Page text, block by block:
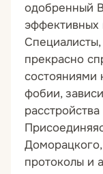
одобренный
эффективных
прекрасно
состояниями
фобии,
протоколы и